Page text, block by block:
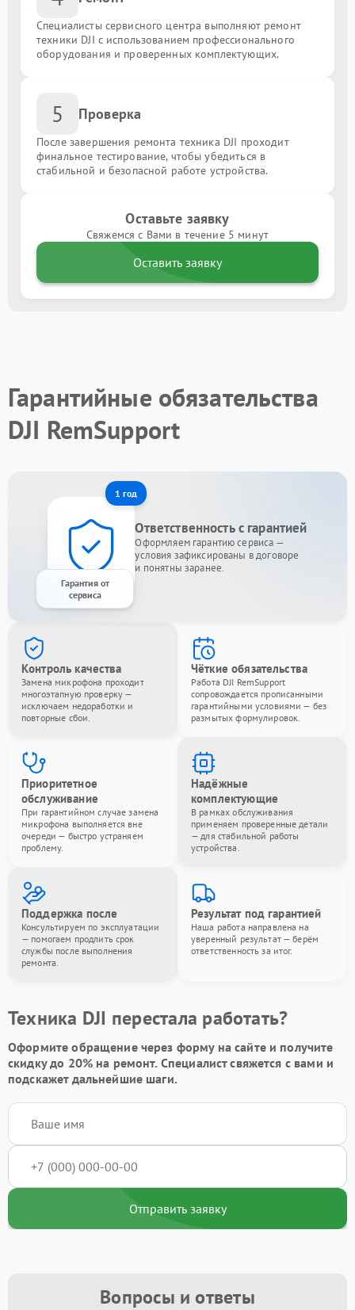
Специалисты сервисного центра выполняют ремонт
техники DJI с использованием профессионального
оборудования и проверенных комплектующих.
5 Проверка
После завершения ремонта техника DJI проходит
финальное тестирование, чтобы убедиться в
стабильной и безопасной работе устройства.
Оставьте заявку
Свяжемся с Вами в течение 5 минут
Оставить заявку
Гарантийные обязательства
DJI RemSupport
1 год
Гарантия от
сервиса
Ответственность с гарантией
Оформляем гарантию сервиса —
условия зафиксированы в договоре
и понятны заранее.
Контроль качества
Замена микрофона проходит
многоэтапную проверку —
исключаем недоработки и
повторные сбои.
Чёткие обязательства
Работа DJI RemSupport
сопровождается прописанными
гарантийными условиями — без
размытых формулировок.
Приоритетное
обслуживание
При гарантийном случае замена
микрофона выполняется вне
очереди — быстро устраняем
проблему.
Надёжные
комплектующие
В рамках обслуживания
применяем проверенные детали
— для стабильной работы
устройства.
Поддержка после
Консультируем по эксплуатации
— помогаем продлить срок
службы после выполнения
ремонта.
Результат под гарантией
Наша работа направлена на
уверенный результат — берём
ответственность за итог.
Техника DJI перестала работать?
Оформите обращение через форму на сайте и получите
скидку до 20%на ремонт. Специалист свяжется с вами и
подскажет дальнейшие шаги.
Отправить заявку
Вопросы и ответы